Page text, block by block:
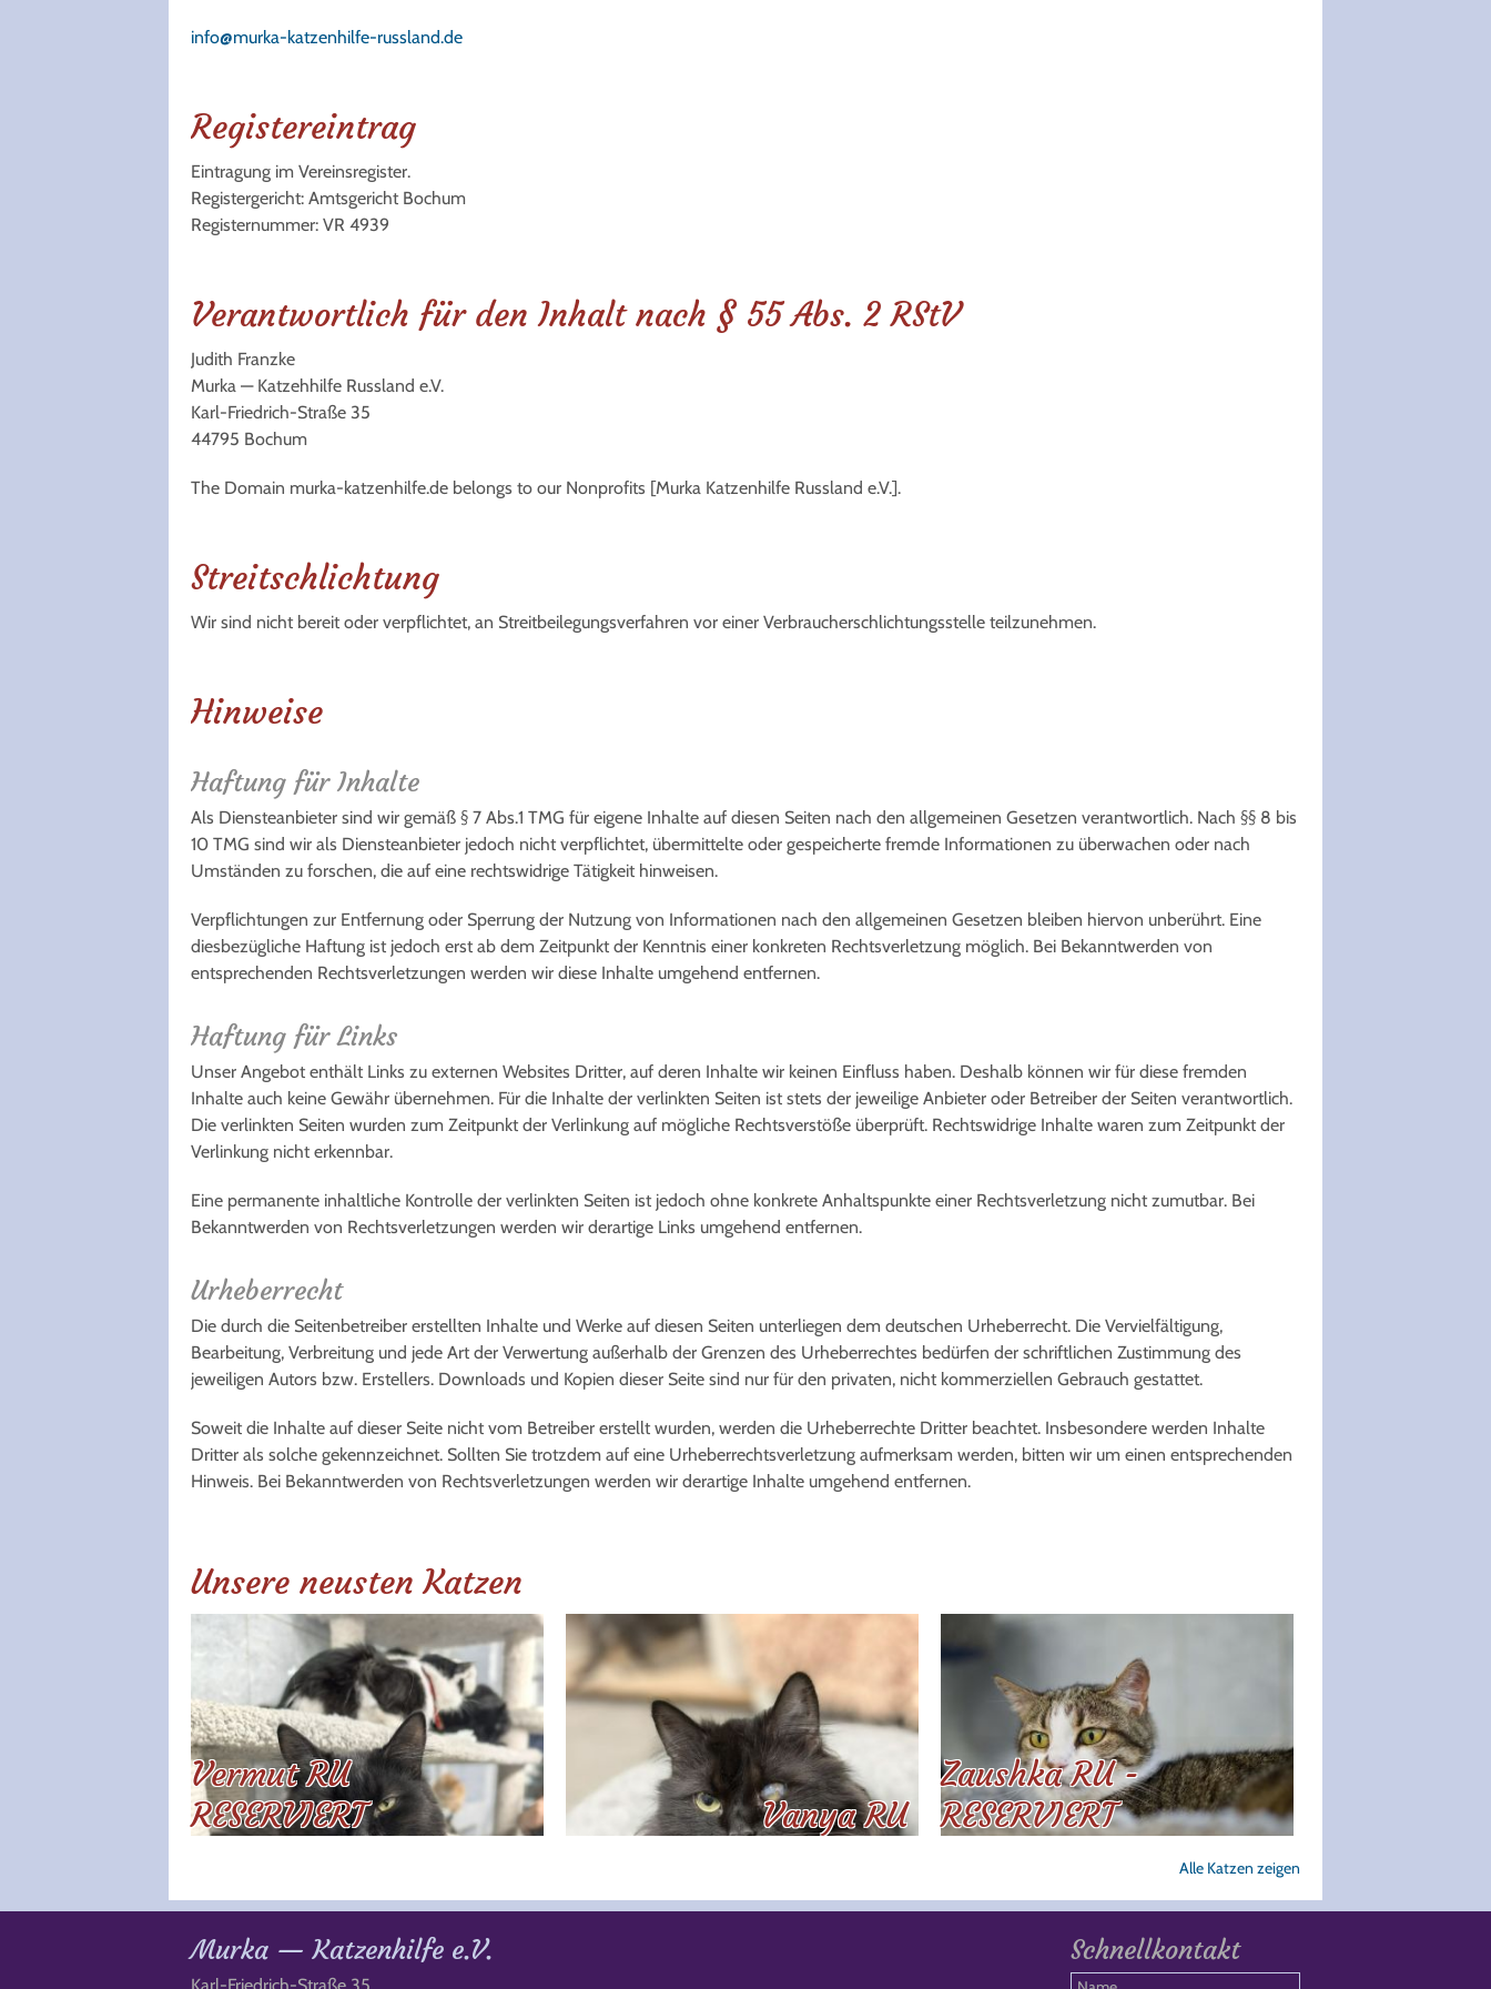
info@murka-katzenhilfe-russland.de
Registereintrag
Eintragung im Vereinsregister.
Registergericht: Amtsgericht Bochum
Registernummer: VR 4939
Verantwortlich für den Inhalt nach § 55 Abs. 2 RStV
Judith Franzke
Murka — Katzehhilfe Russland e.V.
Karl-Friedrich-Straße 35
44795 Bochum
The Domain murka-katzenhilfe.de belongs to our Nonprofits [Murka Katzenhilfe Russland e.V.].
Streitschlichtung
Wir sind nicht bereit oder verpflichtet, an Streitbeilegungsverfahren vor einer Verbraucherschlichtungsstelle teilzunehmen.
Hinweise
Haftung für Inhalte
Als Diensteanbieter sind wir gemäß § 7 Abs.1 TMG für eigene Inhalte auf diesen Seiten nach den allgemeinen Gesetzen verantwortlich. Nach §§ 8 bis
10 TMG sind wir als Diensteanbieter jedoch nicht verpflichtet, übermittelte oder gespeicherte fremde Informationen zu überwachen oder nach
Umständen zu forschen, die auf eine rechtswidrige Tätigkeit hinweisen.
Verpflichtungen zur Entfernung oder Sperrung der Nutzung von Informationen nach den allgemeinen Gesetzen bleiben hiervon unberührt. Eine
diesbezügliche Haftung ist jedoch erst ab dem Zeitpunkt der Kenntnis einer konkreten Rechtsverletzung möglich. Bei Bekanntwerden von
entsprechenden Rechtsverletzungen werden wir diese Inhalte umgehend entfernen.
Haftung für Links
Unser Angebot enthält Links zu externen Websites Dritter, auf deren Inhalte wir keinen Einfluss haben. Deshalb können wir für diese fremden
Inhalte auch keine Gewähr übernehmen. Für die Inhalte der verlinkten Seiten ist stets der jeweilige Anbieter oder Betreiber der Seiten verantwortlich.
Die verlinkten Seiten wurden zum Zeitpunkt der Verlinkung auf mögliche Rechtsverstöße überprüft. Rechtswidrige Inhalte waren zum Zeitpunkt der
Verlinkung nicht erkennbar.
Eine permanente inhaltliche Kontrolle der verlinkten Seiten ist jedoch ohne konkrete Anhaltspunkte einer Rechtsverletzung nicht zumutbar. Bei
Bekanntwerden von Rechtsverletzungen werden wir derartige Links umgehend entfernen.
Urheberrecht
Die durch die Seitenbetreiber erstellten Inhalte und Werke auf diesen Seiten unterliegen dem deutschen Urheberrecht. Die Vervielfältigung,
Bearbeitung, Verbreitung und jede Art der Verwertung außerhalb der Grenzen des Urheberrechtes bedürfen der schriftlichen Zustimmung des
jeweiligen Autors bzw. Erstellers. Downloads und Kopien dieser Seite sind nur für den privaten, nicht kommerziellen Gebrauch gestattet.
Soweit die Inhalte auf dieser Seite nicht vom Betreiber erstellt wurden, werden die Urheberrechte Dritter beachtet. Insbesondere werden Inhalte
Dritter als solche gekennzeichnet. Sollten Sie trotzdem auf eine Urheberrechtsverletzung aufmerksam werden, bitten wir um einen entsprechenden
Hinweis. Bei Bekanntwerden von Rechtsverletzungen werden wir derartige Inhalte umgehend entfernen.
Unsere neusten Katzen
Vermut RU
RESERVIERT
Vanya RU
Zaushka RU -
RESERVIERT
Alle Katzen zeigen
Schnellkontakt
Murka — Katzenhilfe e.V.